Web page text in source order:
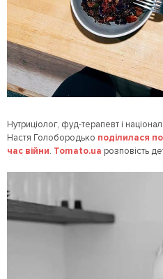
Нутриціолог, фуд-терапевт і
Настя Голобородько поділилася
час війни. Tomato.ua розповість